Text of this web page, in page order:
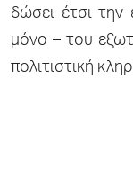
δώσει έτσι την
μόνο – του
πολιτιστική